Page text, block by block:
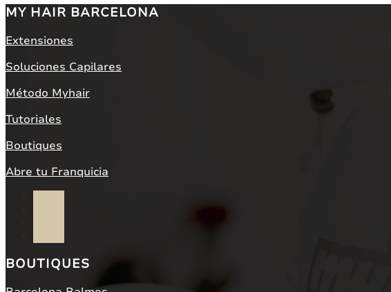
MY HAIR BARCELONA
Extensiones
Soluciones Capilares
Método Myhair
Tutoriales
Boutiques
Abre tu Franquicia
BOUTIQUES